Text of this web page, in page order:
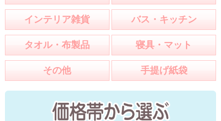
インテリア雑貨 バス・キッチン
タオル・布製品 寝具・マット
その他 手提げ紙袋